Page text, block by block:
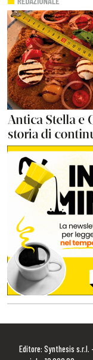
Editore: Synthesis s.r.l.